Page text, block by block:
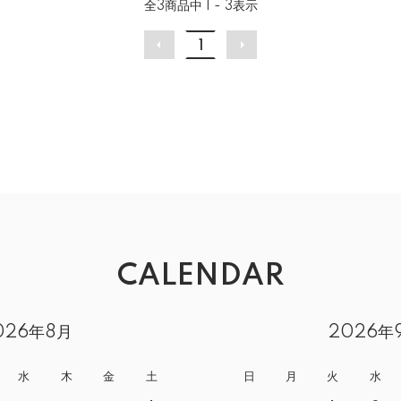
全3商品中 1 - 3表示
CALENDAR
年8月
水 木 金 土
2026年
日 月 火 水